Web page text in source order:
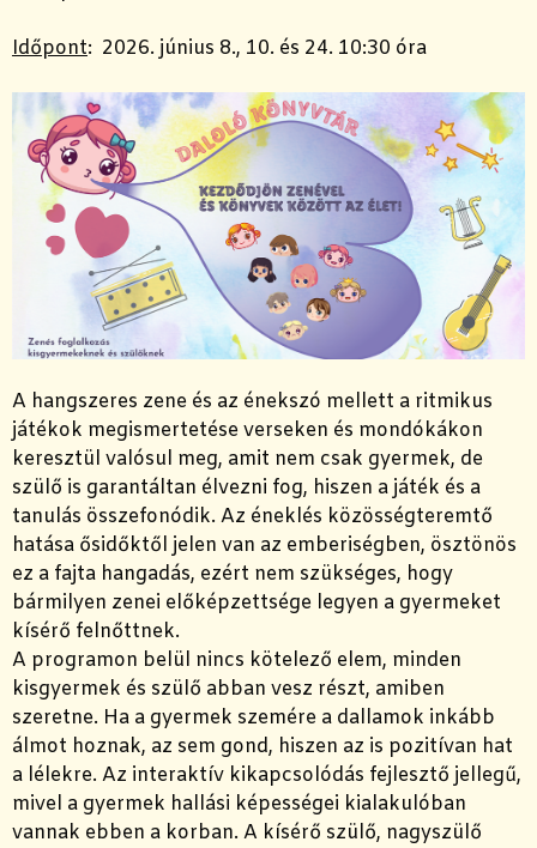
Időpont: 2026. június 8., 10. és 24. 10:30 óra
A hangszeres zene és az énekszó mellett a ritmikus
játékok megismertetése verseken és mondókákon
keresztül valósul meg, amit nem csak gyermek, de
szülő is garantáltan élvezni fog, hiszen a játék és a
tanulás összefonódik. Az éneklés közösségteremtő
hatása ősidőktől jelen van az emberiségben, ösztönös
ez a fajta hangadás, ezért nem szükséges, hogy
bármilyen zenei előképzettsége legyen a gyermeket
kísérő felnőttnek.
A programon belül nincs kötelező elem, minden
kisgyermek és szülő abban vesz részt, amiben
szeretne. Ha a gyermek szemére a dallamok inkább
álmot hoznak, az sem gond, hiszen az is pozitívan hat
a lélekre. Az interaktív kikapcsolódás fejlesztő jellegű,
mivel a gyermek hallási képességei kialakulóban
vannak ebben a korban. A kísérő szülő, nagyszülő